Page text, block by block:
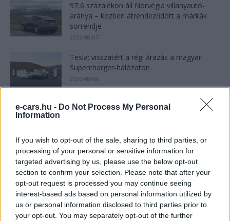
e-cars.hu - Do Not Process My Personal
Information
If you wish to opt-out of the sale, sharing to third parties, or
processing of your personal or sensitive information for
targeted advertising by us, please use the below opt-out
section to confirm your selection. Please note that after your
opt-out request is processed you may continue seeing
interest-based ads based on personal information utilized by
us or personal information disclosed to third parties prior to
your opt-out. You may separately opt-out of the further
97,6 százalékon áll Norvégia villanyautó-
aránya – közben átrendeződött a márkák
sorrendje
2026-08-07
Tesla: visszatért a régi árazás a magyar
Supercharger-hálózaton
2026-08-08
A BYD hat szabadalommal készül a 2027-es
25 százalékkal sűrűbb energiát rejt az
európai szilárdtest-akkumulátor
2026-08-07
150 milliárd eurót bukhat Európa, ha nem
szabadul a kínai akkumulátoroktól